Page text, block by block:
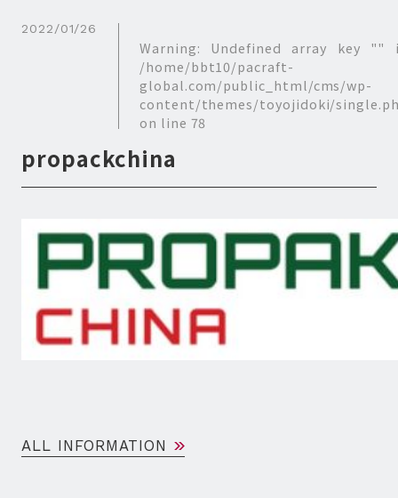
2022/01/26
Warning: Undefined array key ""
/home/bbt10/pacraft-
global.com/public_html/cms/wp-
content/themes/toyojidoki/
on line 78
propackchina
ALL INFORMATION